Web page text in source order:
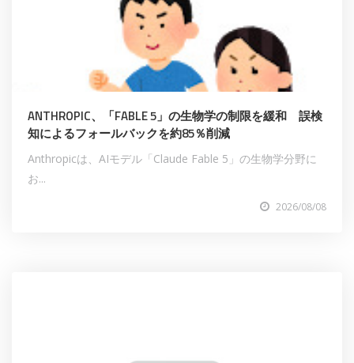
ANTHROPIC、「FABLE 5」の生物学の制限を緩和 誤検
知によるフォールバックを約85％削減
Anthropicは、AIモデル「Claude Fable 5」の生物学分野に
お...
2026/08/08